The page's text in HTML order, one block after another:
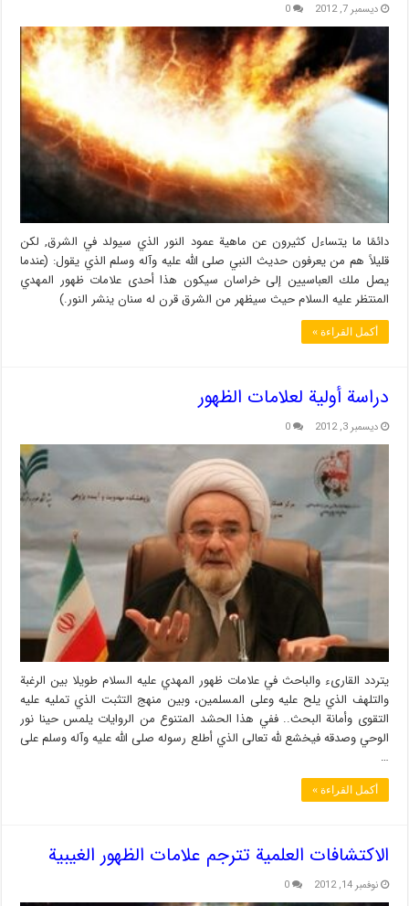
ديسمبر 7, 2012 0
دائمًا ما يتساءل كثيرون عن ماهية عمود النور الذي سيولد في الشرق, لكن
قليلاً هم من يعرفون حديث النبي صلى الله عليه وآله وسلم الذي يقول: (عندما
يصل ملك العباسيين إلى خراسان سيكون هذا أحدى علامات ظهور المهدي
المنتظر عليه السلام حيث سيظهر من الشرق قرن له سنان ينشر النور.)
أكمل القراءة »
دراسة أولية لعلامات الظهور
ديسمبر 3, 2012 0
يتردد القارى‏ء والباحث في علامات ظهور المهدي عليه السلام طويلا بين الرغبة
والتلهف الذي يلح عليه وعلى المسلمين، وبين منهج التثبت الذي تمليه عليه
التقوى وأمانة البحث.. ففي هذا الحشد المتنوع من الروايات يلمس حينا نور
الوحي وصدقه فيخشع لله تعالى الذي أطلع رسوله صلى الله عليه وآله وسلم على
…
أكمل القراءة »
الاكتشافات العلمية تترجم علامات الظهور الغيبية
نوفمبر 14, 2012 0